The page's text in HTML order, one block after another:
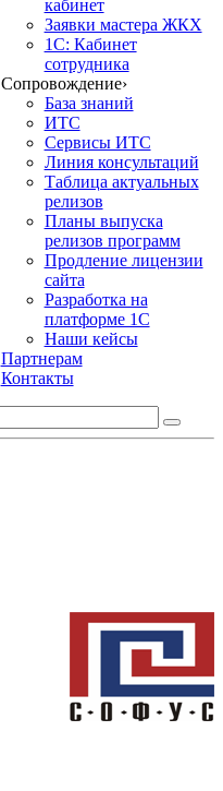
кабинет
Заявки мастера ЖКХ
1С: Кабинет
сотрудника
Сопровождение›
База знаний
ИТС
Сервисы ИТС
Линия консультаций
Таблица актуальных
релизов
Планы выпуска
релизов программ
Продление лицензии
сайта
Разработка на
платформе 1С
Наши кейсы
Партнерам
Контакты